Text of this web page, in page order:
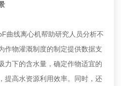
线离心机帮助研究人员分析不
作物灌溉制度的制定提供数据支
力下的含水量，确定作物适宜的
提高水资源利用效率。同时，还